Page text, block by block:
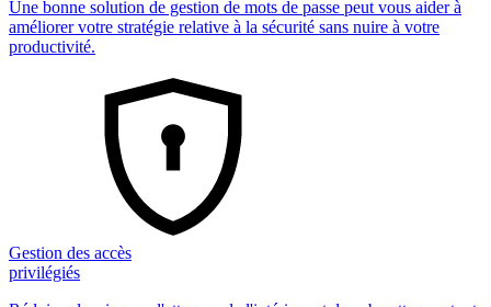
Une bonne solution de gestion de mots de passe peut vous aider à
améliorer votre stratégie relative à la sécurité sans nuire à votre
productivité.
Gestion des accès
privilégiés